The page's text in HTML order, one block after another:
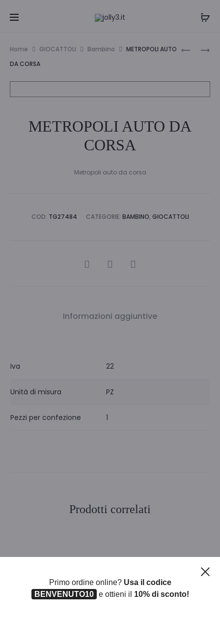
i
PRONTO
C/
Home GIOCATTOLI Bambino
METROPOLI AUTO
DA CORSA
METROPOLI AUTO DA
CORSA
Metropoli auto da corsa
COD: TG27484 CATEGORIE: BAMBINO, GIOCATTOLI
CONDIVIDI
Informazioni aggiuntive
Iva 22
Unità di misura PZ
Pezzi per confezione 1
Prodotti correlati
EXPO 70 SHOPPER NATALE
SHOPPER NATALE
HULA-HOP 80CM
Primo ordine online? Usa il codice
BENVENUTO10
e ottieni il 10% di sconto!